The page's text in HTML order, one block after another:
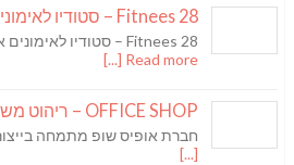
Fitnees 28 – סטודיו לאימונים אישיים וקבוצתיים
Fitnees 28 – סטודיו לאימונים אישיים וקבוצתיים בהנהל
Read more [...]
OFFICE SHOP – ריהוט משרדי
חברת אופיס שופ מתמחה בייצור
[...]